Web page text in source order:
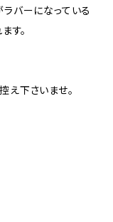
バーになっている
す。
え下さいませ。